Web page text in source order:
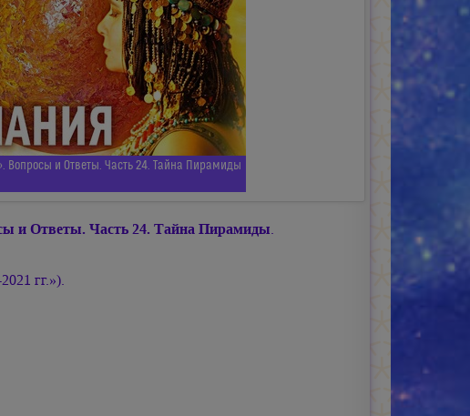
Вопросы и Oтветы. Часть 24. Тайна Пирамиды
и Oтветы. Часть 24. Тайна Пирамиды.
гг.»).